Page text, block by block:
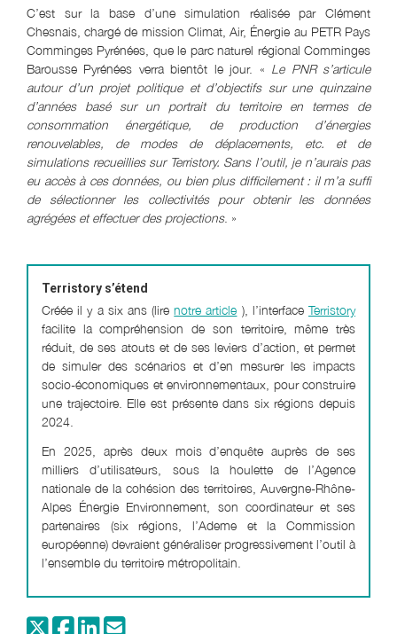
C’est sur la base d’une simulation réalisée par Clément
Chesnais, chargé de mission Climat, Air, Énergie au PETR Pays
Comminges Pyrénées, que le parc naturel régional Comminges
Barousse Pyrénées verra bientôt le jour. « Le PNR s’articule
autour d’un projet politique et d’objectifs sur une quinzaine
d’années basé sur un portrait du territoire en termes de
consommation énergétique, de production d’énergies
renouvelables, de modes de déplacements, etc. et de
simulations recueillies sur Terristory. Sans l’outil, je n’aurais pas
eu accès à ces données, ou bien plus difficilement : il m’a suffi
de sélectionner les collectivités pour obtenir les données
agrégées et effectuer des projections. »
Terristory s’étend
Créée il y a six ans (lirenotre article ), l’interfaceTerristory
facilite la compréhension de son territoire, même très
réduit, de ses atouts et de ses leviers d’action, et permet
de simuler des scénarios et d’en mesurer les impacts
socio-économiques et environnementaux, pour construire
une trajectoire. Elle est présente dans six régions depuis
2024.
En 2025, après deux mois d’enquête auprès de ses
milliers d’utilisateurs, sous la houlette de l’Agence
nationale de la cohésion des territoires, Auvergne-Rhône-
Alpes Énergie Environnement, son coordinateur et ses
partenaires (six régions, l’Ademe et la Commission
européenne) devraient généraliser progressivement l’outil à
l’ensemble du territoire métropolitain.